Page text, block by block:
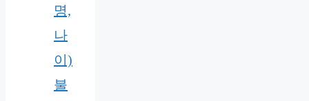
명,
나
이)
불